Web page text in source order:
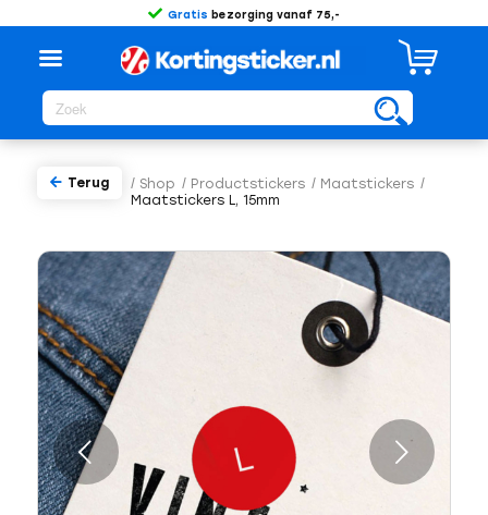
Gratis bezorging vanaf 75,-
/ Shop / Productstickers / Maatstickers /
Maatstickers L, 15mm
Terug
Volgende